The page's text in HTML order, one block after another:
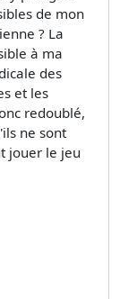
de mon
? La
à ma
des
et les
redoublé,
ne sont
jouer le jeu